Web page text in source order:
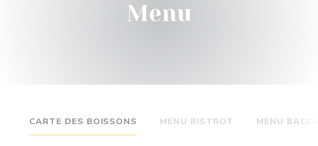
Menu
CARTE DES BOISSONS MENU BISTROT MENU